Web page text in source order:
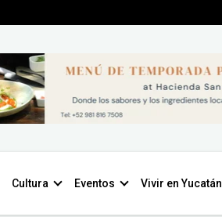
Cultura Eventos Vivir en Yucatán